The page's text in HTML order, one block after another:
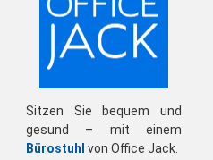
Sitzen Sie bequem und
gesund – mit einem
Bürostuhl von Office Jack.